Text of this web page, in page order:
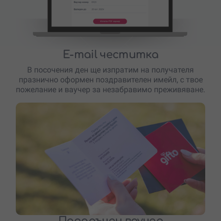
E-mail честитка
В посочения ден ще изпратим на получателя
празнично оформен поздравителен имейл, с твое
пожелание и ваучер за незабравимо преживяване.